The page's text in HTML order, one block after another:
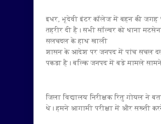
इधर, भूदेवी इंटर कॉलेज में बहन की जगह
तहरीर दी है। सभी सॉल्वर को थाना
सलचदल के हाथ खाली
शासन के आदेश पर जनपद में पांच सचल दल
पकड़ा है। बल्कि जनपद में बड़े मामले
जिला विद्यालय निरीक्षक रितु गोयल ने
थे। हमने आगामी परीक्षा में और सख्ती